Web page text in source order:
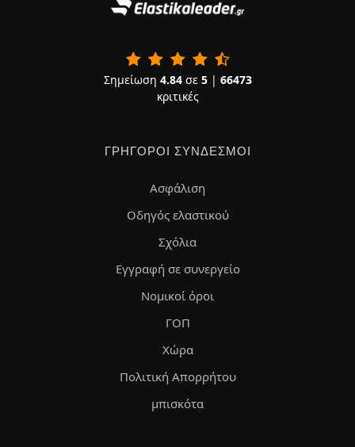
Σημείωση 4.84σε 5| 66473
κριτικές
ΓΡΉΓΟΡΟΙ ΣΎΝΔΕΣΜΟΙ
Ασφάλιση
Οδηγός ελαστικού
Σχόλια
Εγγραφή σε συνεργείο
Νομικοί όροι
ΓΟΠ
Χώρα
Πολιτική Απορρήτου
μπισκότα